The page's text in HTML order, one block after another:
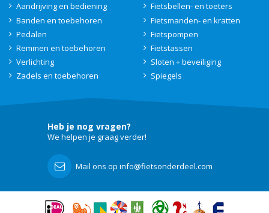
Aandrijving en bediening
Banden en toebehoren
Pedalen
Remmen en toebehoren
Verlichting
Zadels en toebehoren
Fietsbellen- en toeters
Fietsmanden- en kratten
Fietspompen
Fietstassen
Sloten + beveiliging
Spiegels
Heb je nog vragen?
We helpen je graag verder!
Mail ons op info@fietsonderdeel.com